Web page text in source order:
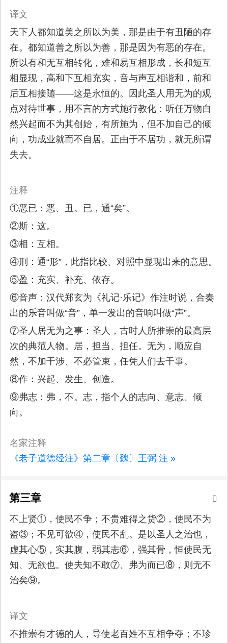
译文
天下人都知道美之所以为美，那是由于有丑陋的存
在。都知道善之所以为善，那是因为有恶的存在。
所以有和无互相转化，难和易互相形成，长和短互
相显现，高和下互相充实，音与声互相谐和，前和
后互相接随——这是永恒的。因此圣人用无为的观
点对待世事，用不言的方式施行教化：听任万物自
然兴起而不为其创始，有所施为，但不加自己的倾
向，功成业就而不自居。正由于不居功，就无所谓
失去。
注释
①恶已：恶、丑。已，通“矣”。
②斯：这。
③相：互相。
④刑：通“形”，此指比较、对照中显现出来的意思。
⑤盈：充实、补充、依存。
⑥音声：汉代郑玄为《礼记·乐记》作注时说，合奏
出的乐音叫做“音”，单一发出的音响叫做“声”。
⑦圣人居无为之事：圣人，古时人所推崇的最高层
次的典范人物。居，担当、担任。无为，顺应自
然，不加干涉、不必管束，任凭人们去干事。
⑧作：兴起、发生、创造。
⑨弗志：弗，不。志，指个人的志向、意志、倾
向。
名家注释
《老子道德经注》第二章〔魏〕王弼 注 »
第三章
不上贤①，使民不争；不贵难得之货②，使民不为
盗③；不见可欲④，使民不乱。是以圣人之治也，
虚其心⑤，实其腹，弱其志⑥，强其骨，恒使民无
知、无欲也。使夫知不敢⑦、弗为而已⑧，则无不
治矣⑨。
译文
不推崇有才德的人，导使老百姓不互相争夺；不珍